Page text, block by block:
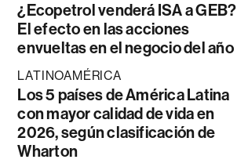
¿Ecopetrol venderá ISA a GEB?
El efecto en las acciones
envueltas en el negocio del año
LATINOAMÉRICA
Los 5 países de América Latina
con mayor calidad de vida en
2026, según clasificación de
Wharton